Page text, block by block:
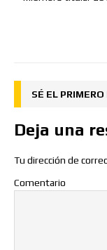
SÉ EL
Deja una
Tu dirección de
Comentario